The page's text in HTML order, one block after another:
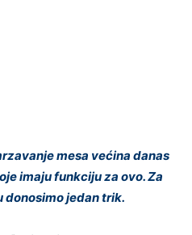
mesa većina danas
imaju funkciju za ovo. Za
donosimo jedan trik.